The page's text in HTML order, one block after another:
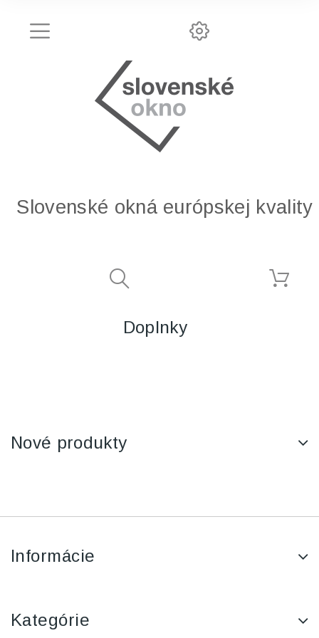
Slovenské okná európskej kvality
Doplnky
Nové produkty
Informácie
Kategórie